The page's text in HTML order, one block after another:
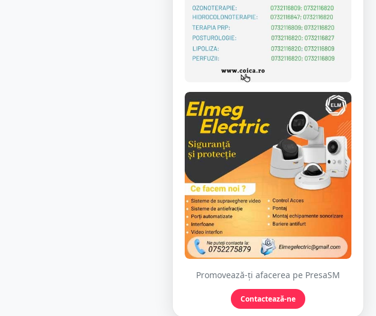
Promovează-ți afacerea pe PresaSM
Contactează-ne